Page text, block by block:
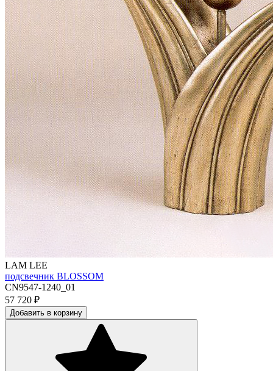
LAM LEE
подсвечник BLOSSOM
CN9547-1240_01
57 720 ₽
Добавить в корзину